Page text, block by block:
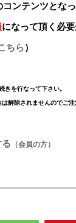
ンテンツとなっ
になって頂く必要
ちら）
を行なって下さい。
解除されませんのでご注
（会員の方）
【特別記